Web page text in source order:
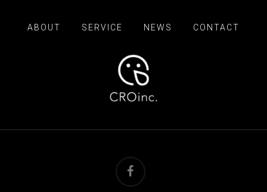
ABOUT SERVICE NEWS CONTACT
facebook